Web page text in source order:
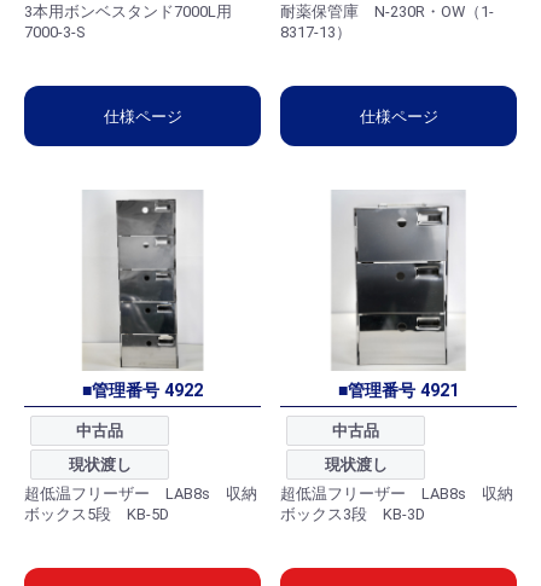
3本用ボンベスタンド7000L用
7000-3-S
仕様ページ
耐薬保管庫 N-230R・OW（1-
8317-13）
仕様ページ
■管理番号 4922
中古品
現状渡し
超低温フリーザー LAB8s 収納
ボックス5段 KB-5D
■管理番号 4921
中古品
現状渡し
超低温フリーザー LAB8s 収納
ボックス3段 KB-3D